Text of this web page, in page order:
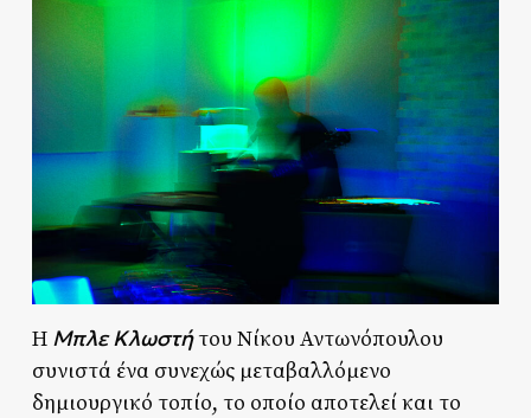
Η Μπλε Κλωστήτου Νίκου Αντωνόπουλου
συνιστά ένα συνεχώς μεταβαλλόμενο
δημιουργικό τοπίο, το οποίο αποτελεί και το